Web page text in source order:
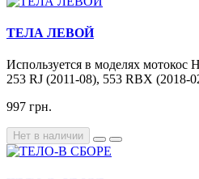
ТЕЛА ЛЕВОЙ
Используется в моделях мотокос
253 RJ (2011-08), 553 RBX (2018-
997 грн.
Нет в наличии